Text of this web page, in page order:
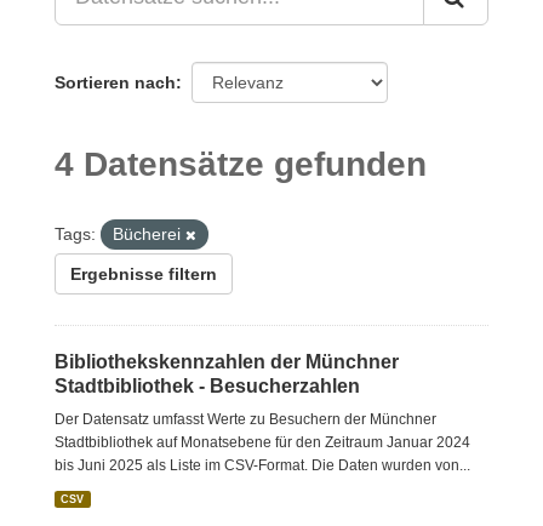
Sortieren nach
4 Datensätze gefunden
Tags: Bücherei
Ergebnisse filtern
Bibliothekskennzahlen der Münchner
Stadtbibliothek - Besucherzahlen
Der Datensatz umfasst Werte zu Besuchern der Münchner
Stadtbibliothek auf Monatsebene für den Zeitraum Januar 2024
bis Juni 2025 als Liste im CSV-Format. Die Daten wurden von...
CSV